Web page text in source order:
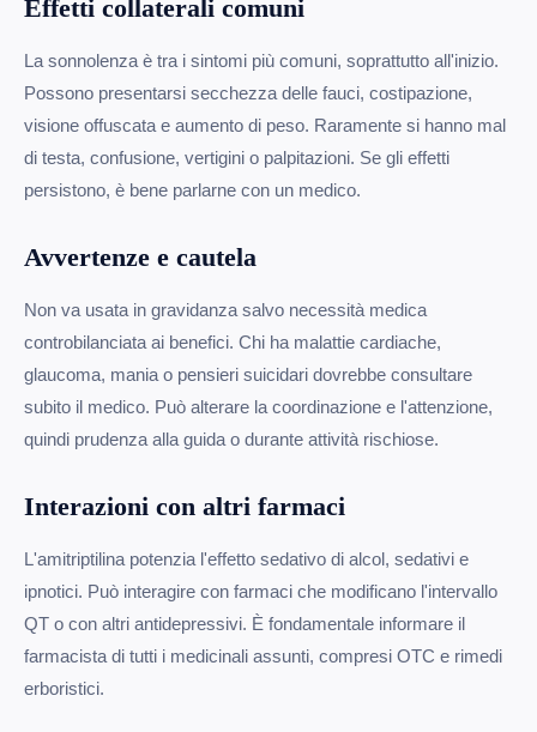
Effetti collaterali comuni
La sonnolenza è tra i sintomi più comuni, soprattutto all'inizio.
Possono presentarsi secchezza delle fauci, costipazione,
visione offuscata e aumento di peso. Raramente si hanno mal
di testa, confusione, vertigini o palpitazioni. Se gli effetti
persistono, è bene parlarne con un medico.
Avvertenze e cautela
Non va usata in gravidanza salvo necessità medica
controbilanciata ai benefici. Chi ha malattie cardiache,
glaucoma, mania o pensieri suicidari dovrebbe consultare
subito il medico. Può alterare la coordinazione e l'attenzione,
quindi prudenza alla guida o durante attività rischiose.
Interazioni con altri farmaci
L'amitriptilina potenzia l'effetto sedativo di alcol, sedativi e
ipnotici. Può interagire con farmaci che modificano l'intervallo
QT o con altri antidepressivi. È fondamentale informare il
farmacista di tutti i medicinali assunti, compresi OTC e rimedi
erboristici.